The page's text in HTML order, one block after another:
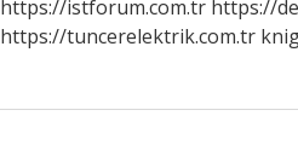
https://istforum.com.tr https://
https://tuncerelektrik.com.tr